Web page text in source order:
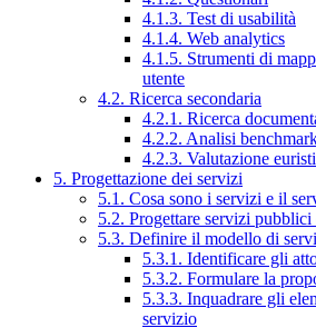
4.1.3. Test di usabilità
4.1.4. Web analytics
4.1.5. Strumenti di
utente
4.2. Ricerca secondaria
4.2.1. Ricerca
4.2.2. Analisi
4.2.3. Valutazione
5. Progettazione dei servizi
5.1. Cosa sono i servizi e il
5.2. Progettare servizi
5.3. Definire il modello di
5.3.1. Identificare gli
5.3.2. Formulare la
5.3.3. Inquadrare gli
servizio